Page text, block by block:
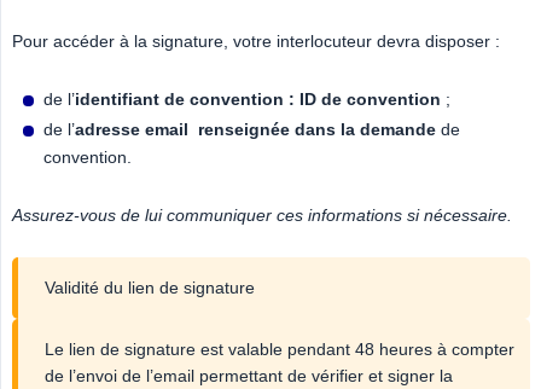
Pour accéder à la signature, votre interlocuteur devra disposer :
de l’identifiant de convention : ID de convention ;
de l’adresse email  renseignée dans la demande de
convention.
Assurez-vous de lui communiquer ces informations si nécessaire.
Validité du lien de signature
Le lien de signature est valable pendant 48 heures à compter
de l’envoi de l’email permettant de vérifier et signer la